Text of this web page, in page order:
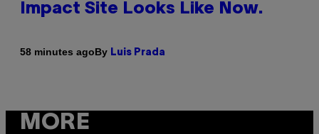
Impact Site Looks Like Now.
58 minutes agoBy Luis Prada
MORE